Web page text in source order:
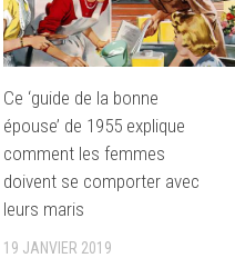
Ce ‘guide de la bonne
épouse’ de 1955 explique
comment les femmes
doivent se comporter avec
leurs maris
19 JANVIER 2019